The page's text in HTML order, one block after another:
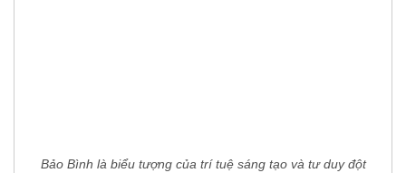
Bảo Bình là biểu tượng của trí tuệ sáng tạo và tư duy đột